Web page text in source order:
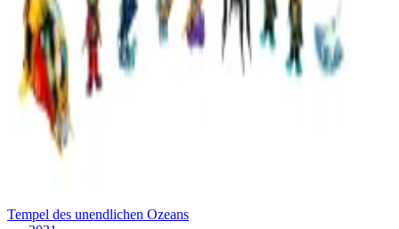
Tempel des unendlichen Ozeans